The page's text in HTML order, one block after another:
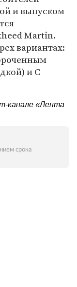
и выпуском
Martin.
вариантах:
и C
канале «Лента
срока